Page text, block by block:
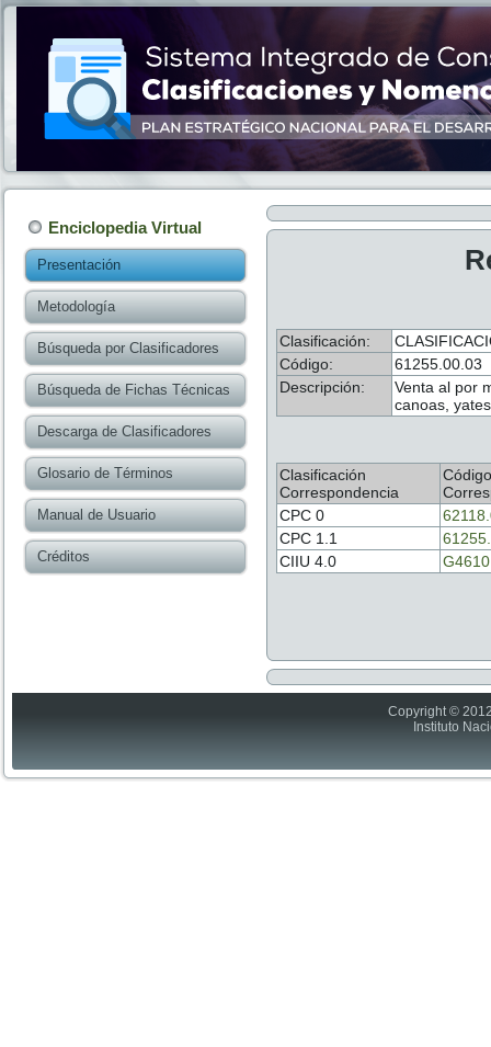
Enciclopedia Virtual
Presentación
Metodología
Búsqueda por Clasificadores
Búsqueda de Fichas Técnicas
Descarga de Clasificadores
Glosario de Términos
Manual de Usuario
Créditos
Clasificación:
Código:
61255.00.03
Descripción:
Venta al por
canoas,
Clasificación
Correspondencia
Código
CPC 0
CPC 1.1
CIIU 4.0
Copyright ©
Instituto